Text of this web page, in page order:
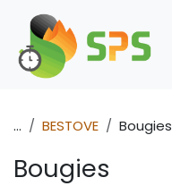
Se rendre au contenu
... BESTOVE Bougies
Bougies